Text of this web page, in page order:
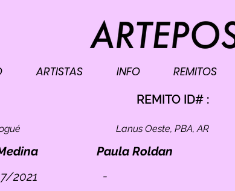
ARTISTAS INFO REMITOS
Lanus Oeste, PBA, AR
REMITO ID# :
Paula Roldan
2021
-